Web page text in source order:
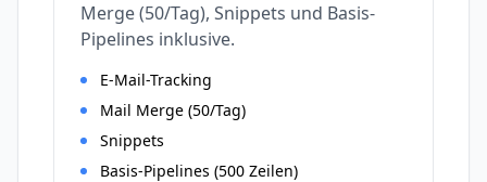
Merge (50/Tag), Snippets und Basis-
Pipelines inklusive.
E-Mail-Tracking
Mail Merge (50/Tag)
Snippets
Basis-Pipelines (500 Zeilen)